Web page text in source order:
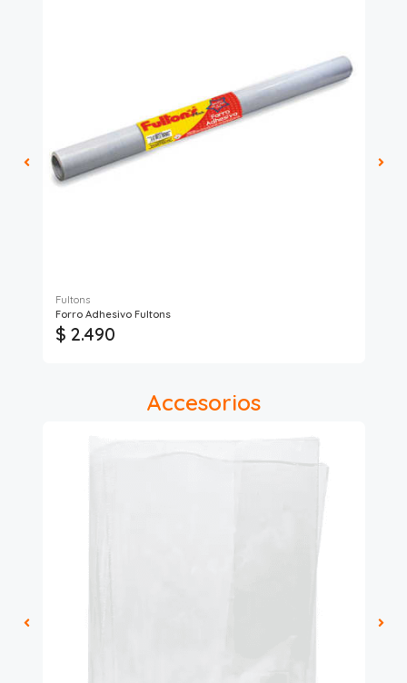
Fultons
Forro Adhesivo Fultons
$ 2.490
Accesorios